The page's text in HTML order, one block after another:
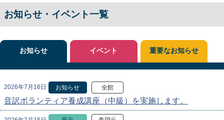
お知らせ・イベント一覧
お知らせ
2026年7月16日 お知らせ 全館
音訳ボランティア養成講座（中級）を実施します。
イベント 重要なお知らせ